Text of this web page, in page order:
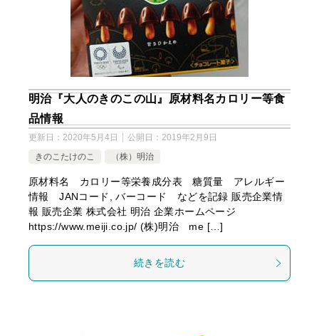
明治『大人のきのこの山』原材料名カロリー等食
品情報
更新日： 2020年5月4日 公開日： 2019年2月9日
きのこたけのこ
（株）明治
原材料名 カロリー等栄養成分表 糖質量 アレルギー
情報 JANコード, バーコード などを記録 販売企業情
報 販売企業 株式会社 明治 企業ホームページ
https://www.meiji.co.jp/ (株)明治 me […]
続きを読む